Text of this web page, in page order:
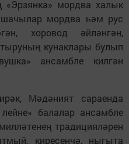
«Эрзянка» мордва халык
мордва һәм рус
хоровод әйләнгән,
кунаклары булып
ансамбле килгән
Мәдәният сараенда
балалар ансамбле
традицияләрен
киресенчә, ныгыта